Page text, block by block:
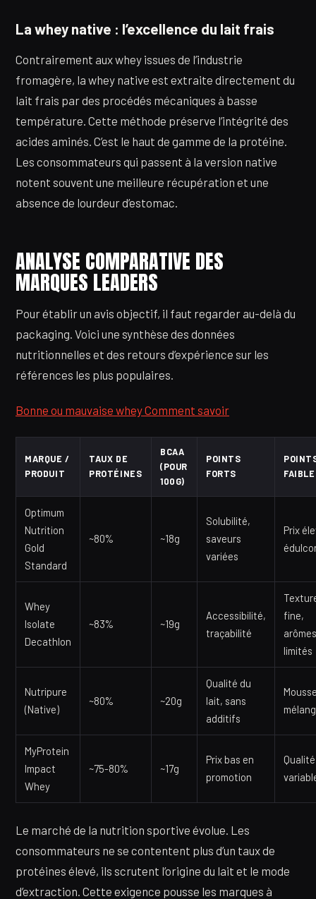
La whey native : l’excellence du lait frais
Contrairement aux whey issues de l’industrie
fromagère, la whey native est extraite directement du
lait frais par des procédés mécaniques à basse
température. Cette méthode préserve l’intégrité des
acides aminés. C’est le haut de gamme de la protéine.
Les consommateurs qui passent à la version native
notent souvent une meilleure récupération et une
absence de lourdeur d’estomac.
ANALYSE COMPARATIVE DES
MARQUES LEADERS
Pour établir un avis objectif, il faut regarder au-delà du
packaging. Voici une synthèse des données
nutritionnelles et des retours d’expérience sur les
références les plus populaires.
Bonne ou mauvaise whey Comment savoir
MARQUE /
PRODUIT
TAUX DE
PROTÉINES
BCAA
(POUR
100G)
POINTS
FORTS
Optimum
Nutrition
Gold
Standard
~80% ~18g
Solubilité,
saveurs
variées
Prix
Whey
Isolate
Decathlon
~83% ~19g
Accessibilité,
traçabilité
fine,
arômes
limités
Nutripure
(Native)
~80% ~20g
Qualité du
lait, sans
additifs
MyProtein
Impact
Whey
~75-80% ~17g
Prix bas en
promotion
Qualité
Le marché de la nutrition sportive évolue. Les
consommateurs ne se contentent plus d’un taux de
protéines élevé, ils scrutent l’origine du lait et le mode
d’extraction. Cette exigence pousse les marques à